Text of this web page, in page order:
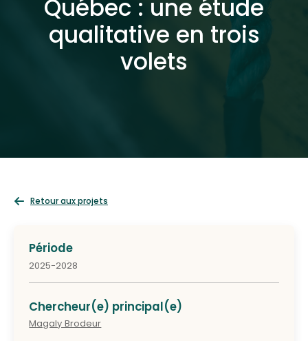
Québec : une étude
qualitative en trois
volets
Retour aux projets
Période
2025-2028
Chercheur(e) principal(e)
Magaly Brodeur